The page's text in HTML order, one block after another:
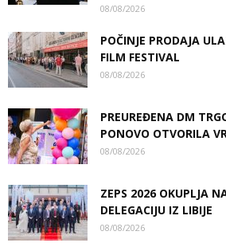
08/08/2026
POČINJE PRODAJA
FILM FESTIVAL
08/08/2026
PREUREĐENA DM
PONOVO OTVORILA
08/08/2026
ZEPS 2026 OKUPLJA
DELEGACIJU IZ LIBIJE
08/08/2026